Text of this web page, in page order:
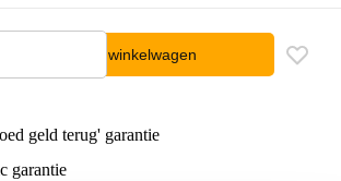
In winkelwagen
geld terug' garantie
garantie